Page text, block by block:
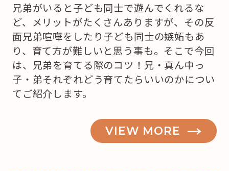
兄弟がいると子ども同士で遊んでくれるな
ど、メリットがたくさんありますが、その反
面兄弟喧嘩をしたり子ども同士の嫉妬もあ
り、育て方が難しいと思う事も。そこで今回
は、兄弟を育てる際のコツ！兄・真ん中っ
子・弟それぞれどう育てたらいいのかについ
てご紹介します。
VIEW MORE